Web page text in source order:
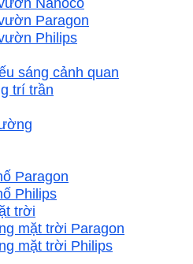
Paragon
Philips
sáng cảnh quan
trí trần
Paragon
Philips
trời
mặt trời Paragon
mặt trời Philips